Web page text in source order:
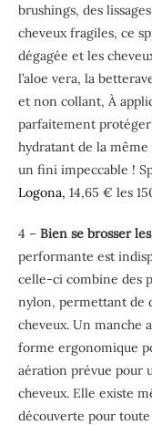
brushings, des
cheveux fragiles, ce
dégagée et les
l’aloe vera, la
et non collant, À
parfaitement
hydratant de la
un fini impeccable !
Logona, 14,65 € les
4 – Bien se brosser
performante est
celle-ci combine des
nylon, permettant de
cheveux. Un manche
forme ergonomique
aération prévue pour
cheveux. Elle existe
découverte pour